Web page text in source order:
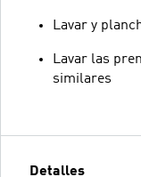
Lavar y
Lavar las
similares
Detalles